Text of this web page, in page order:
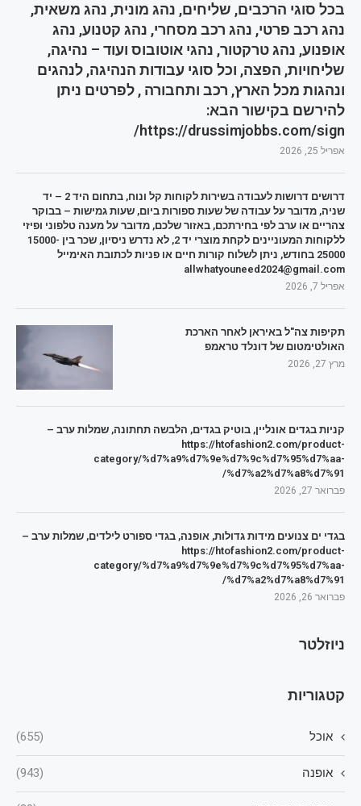
בכל סוגי הרכבים, שליחים, נהג מונית, נהג משאית,
נהג רכב פרטי, נהג רכב מסחרי, נהג קטנוע, נהג
אופנוע, נהג טרקטור, נהגי אוטובוס ועוד – נהיגה,
שליחויות, הפצה, וכל סוגי עבודות הנהיגה, לנהגים
ונהגות מכל הארץ, רכב ותחבורה , לפרטים ניתן
להירשם בקישור הבא:
https://drussimjobbs.com/sign/
אפריל 25, 2026
דרושים דרושות לעבודה בשירות לקוחות קל ונוח, בתחום היד 2 – יד
שניה, מדובר על עבודה של שעות ספורות ביום, שעות גמישות – בבוקר
צהריים או ערב לפי בחירתכם, באזור שלכם, מדובר על מענה טלפוני ופיזי
ללקוחות המעוניינים לקחת מוצרי יד 2, לא נדרש ניסיון, שכר בין 15000-
25000 בחודש, ניתן לשלוח קורות חיים או פניות לכתובת האימייל
allwhatyouneed2024@gmail.com
אפריל 7, 2026
תקיפות צה"ל באיראן לאחר הארכת
האולטימטום של דונלד טראמפ
מרץ 27, 2026
קניות בגדים אונליין, בוטיק בגדים, הלבשה תחתונה, שמלות ערב –
https://htofashion2.com/product-
category/%d7%a9%d7%9e%d7%9c%d7%95%d7%aa-
%d7%a2%d7%a8%d7%91/
פברואר 27, 2026
בגדי ים צנועים מידות גדולות, אופנה, בגדי ספורט לילדים, שמלות ערב –
https://htofashion2.com/product-
category/%d7%a9%d7%9e%d7%9c%d7%95%d7%aa-
%d7%a2%d7%a8%d7%91/
פברואר 26, 2026
ניוזלטר
קטגוריות
אוכל (655)
אופנה (943)